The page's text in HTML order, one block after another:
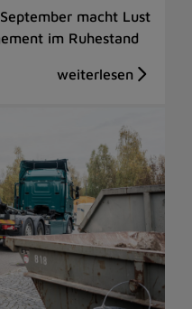
macht Lust
im Ruhestand